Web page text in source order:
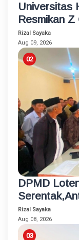
Universitas
Resmikan
Usaha
Disabilitas
Rizal Sayaka
Aug 09, 2026
DPMD
Rizal Sayaka
Aug 08, 2026